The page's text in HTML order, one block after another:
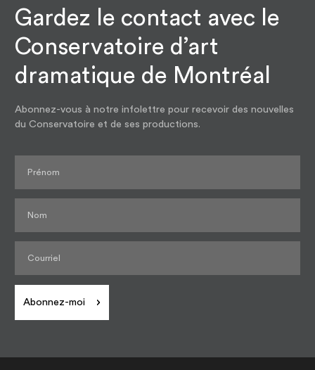
Gardez le contact avec le
Conservatoire d’art
dramatique de Montréal
Abonnez-vous à notre infolettre pour recevoir des nouvelles
du Conservatoire et de ses productions.
Abonnez-moi